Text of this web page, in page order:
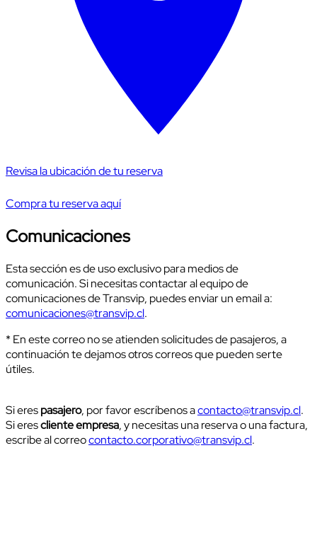
Revisa la ubicación de tu reserva
Compra tu reserva aquí
Comunicaciones
Esta sección es de uso exclusivo para medios de
comunicación. Si necesitas contactar al equipo de
comunicaciones de Transvip, puedes enviar un email a:
comunicaciones@transvip.cl.
* En este correo no se atienden solicitudes de pasajeros, a
continuación te dejamos otros correos que pueden serte
útiles.
Si erespasajero, por favor escríbenos acontacto@transvip.cl.
Si erescliente empresa, y necesitas una reserva o una factura,
escribe al correocontacto.corporativo@transvip.cl.